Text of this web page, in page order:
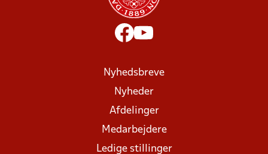
Nyhedsbreve
Nyheder
Afdelinger
Medarbejdere
Ledige stillinger